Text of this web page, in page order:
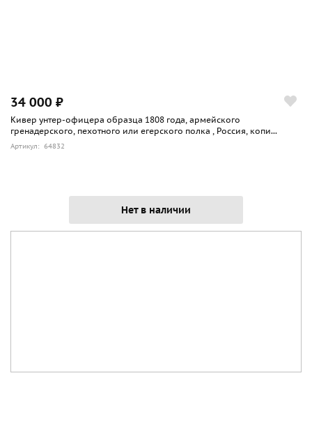
34 000 ₽
Кивер унтер-офицера образца 1808 года, армейского
гренадерского, пехотного или егерского полка , Россия, копи...
Артикул: 64832
Нет в наличии